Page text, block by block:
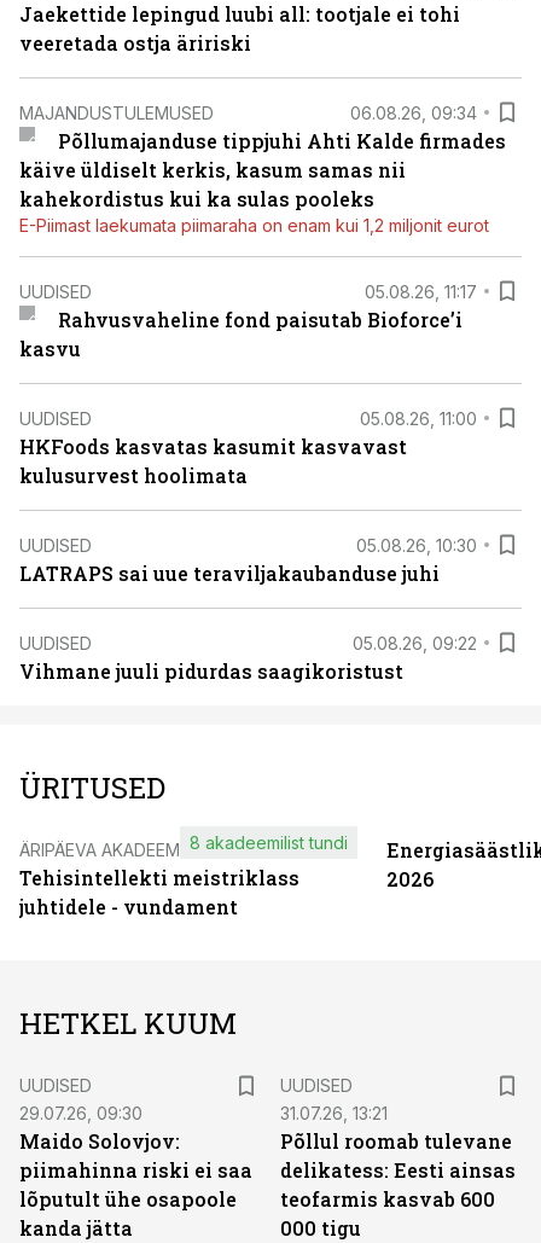
Jaekettide lepingud luubi all: tootjale ei tohi
veeretada ostja äririski
MAJANDUSTULEMUSED 06.08.26, 09:34
Põllumajanduse tippjuhi Ahti Kalde firmades
käive üldiselt kerkis, kasum samas nii
kahekordistus kui ka sulas pooleks
E-Piimast laekumata piimaraha on enam kui 1,2 miljonit eurot
UUDISED 05.08.26, 11:17
Rahvusvaheline fond paisutab Bioforce’i
kasvu
UUDISED 05.08.26, 11:00
HKFoods kasvatas kasumit kasvavast
kulusurvest hoolimata
UUDISED 05.08.26, 10:30
LATRAPS sai uue teraviljakaubanduse juhi
UUDISED 05.08.26, 09:22
Vihmane juuli pidurdas saagikoristust
ÜRITUSED
ÄRIPÄEVA AKADEEMIA
Tehisintellekti meistriklass
juhtidele - vundament
8 akadeemilist tundi
2026
HETKEL KUUM
UUDISED
29.07.26, 09:30
Maido Solovjov:
piimahinna riski ei saa
lõputult ühe osapoole
kanda jätta
UUDISED
31.07.26, 13:21
Põllul roomab tulevane
delikatess: Eesti ainsas
teofarmis kasvab 600
000 tigu